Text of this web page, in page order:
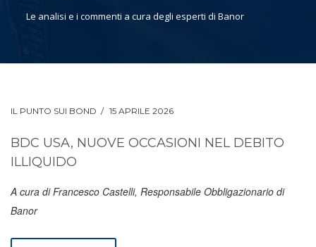
Le analisi e i commenti a cura degli esperti di Banor
IL PUNTO SUI BOND 15 APRILE 2026
BDC USA, NUOVE OCCASIONI NEL DEBITO
ILLIQUIDO
A cura di Francesco Castelli, Responsabile Obbligazionario di
Banor